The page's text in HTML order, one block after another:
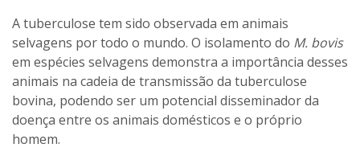
A tuberculose tem sido observada em animais
selvagens por todo o mundo. O isolamento do M. bovis
em espécies selvagens demonstra a importância desses
animais na cadeia de transmissão da tuberculose
bovina, podendo ser um potencial disseminador da
doença entre os animais domésticos e o próprio
homem.